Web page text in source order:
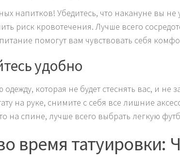
напитков! Убедитесь, что накануне вы
риск кровотечения. Лучше всего
помогут вам чувствовать себя
удобно
которая не будет стеснять вас, и не
на руке, снимите с себя все лишние
на спине, лучше всего выбрать легкую
время татуировки: